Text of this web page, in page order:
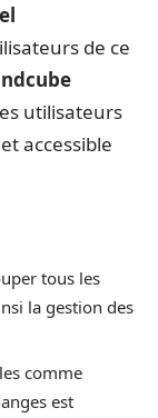
de ce
utilisateurs
accessible
tous les
la gestion des
comme
est